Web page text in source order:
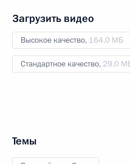
Загрузить видео
Высокое качество, 164.0 МБ
Стандартное качество, 29.0
Темы